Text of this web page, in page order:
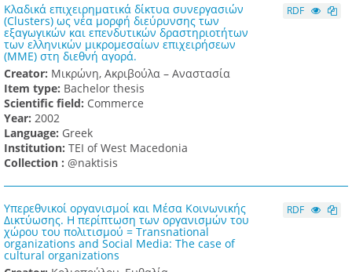
Κλαδικά επιχειρηματικά δίκτυα συνεργασιών
(Clusters) ως νέα μορφή διεύρυνσης των
εξαγωγικών και επενδυτικών δραστηριοτήτων
των ελληνικών μικρομεσαίων επιχειρήσεων
(ΜΜΕ) στη διεθνή αγορά.
Creator: Μικρώνη, Ακριβούλα – Αναστασία
Item type: Bachelor thesis
Scientific field: Commerce
Υear: 2002
Language: Greek
Institution: TEI of West Macedonia
Collection : @naktisis
RDF
Υπερεθνικοί οργανισμοί και Μέσα Κοινωνικής
Δικτύωσης. Η περίπτωση των οργανισμών του
χώρου του πολιτισμού = Transnational
organizations and Social Media: The case of
cultural organizations
RDF